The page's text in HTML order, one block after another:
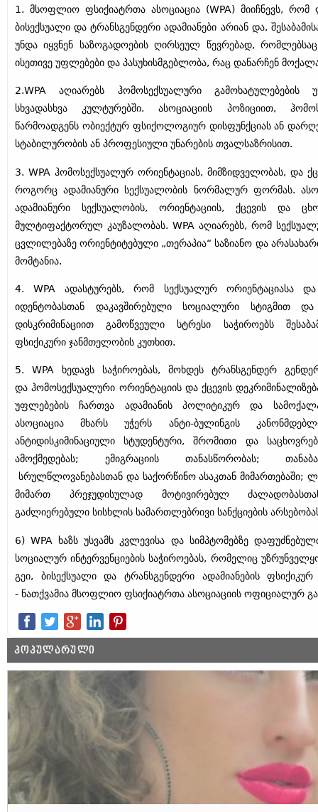
1. მსოფლიო ფსიქიატრთა ასოციაცია (WPA) მიიჩნევს, რომ
ბისექსუალი და ტრანსგენდერი ადამიანები არიან და,
უნდა იყვნენ საზოგადოების ღირსეულ წევრებად,
ისეთივე უფლებები და პასუხისმგებლობა, რაც დანარჩენ
2.WPA აღიარებს ჰომოსექსუალური გამოხატულებების
სხვადასხვა კულტურებში. ასოციაციის პოზიციით,
წარმოადგენს ობიექტურ ფსიქოლოგიურ დისფუნქციას ან
სტაბილურობის ან პროფესიული უნარების თვალსაზრისით.
3. WPA ჰომოსექსუალურ ორიენტაციას, მიმზიდველობას, და
როგორც ადამიანური სექსუალობის ნორმალურ ფორმას.
ადამიანური სექსუალობის, ორიენტაციის, ქცევის და
მულტიფაქტორულ კაუზალობას. WPA აღიარებს, რომ
ცვლილებაზე ორიენტიტებული „თერაპია“ საზიანო და
მომტანია.
4. WPA ადასტურებს, რომ სექსუალურ ორიენტაციასა
იდენტობასთან დაკავშირებული სოციალური სტიგმით
დისკრიმინაციით გამოწვეული სტრესი საჭიროებს
ფსიქიკური ჯანმთელობის კუთხით.
5. WPA ხედავს საჭიროებას, მოხდეს ტრანსგენდერ
და ჰომოსექსუალური ორიენტაციის და ქცევის
უფლებების ჩართვა ადამიანის პოლიტიკურ და
ასოციაცია მხარს უჭერს ანტი-ბულინგის
ანტიდისკიმინაციული სტუდენტური, შრომითი და
ამოქმედებას; ემიგრაციის თანასწორობას;
სრულწლოვანებასთან და საქორწინო ასაკთან მიმართებაში;
მიმართ პრეჯუდისულად მოტივირებულ
გაძლიერებული სისხლის სამართლებრივი სანქციების
6) WPA ხაზს უსვამს კვლევისა და სიმპტომებზე
სოციალურ ინტერვენციების საჭიროებას, რომელიც
გეი, ბისექსუალი და ტრანსგენდერი ადამიანების
- ნათქვამია მსოფლიო ფსიქიატრთა ასოციაციის ოფიციალურ
ᲞᲝᲞᲣᲚᲐᲠᲣᲚᲘ